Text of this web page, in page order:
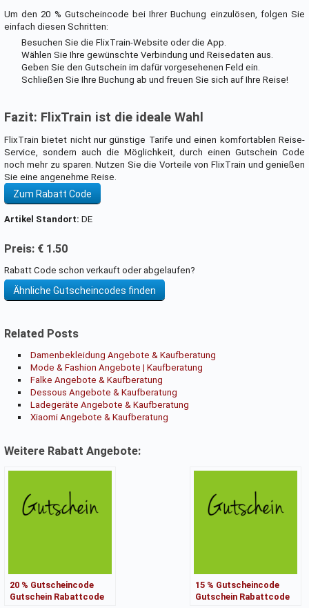
Um den 20 % Gutscheincode bei Ihrer Buchung einzulösen, folgen Sie
einfach diesen Schritten:
Besuchen Sie die FlixTrain-Website oder die App.
Wählen Sie Ihre gewünschte Verbindung und Reisedaten aus.
Geben Sie den Gutschein im dafür vorgesehenen Feld ein.
Schließen Sie Ihre Buchung ab und freuen Sie sich auf Ihre Reise!
Fazit: FlixTrain ist die ideale Wahl
FlixTrain bietet nicht nur günstige Tarife und einen komfortablen Reise-
Service, sondern auch die Möglichkeit, durch einen Gutschein Code
noch mehr zu sparen. Nutzen Sie die Vorteile von FlixTrain und genießen
Sie eine angenehme Reise.
Zum Rabatt Code
Artikel Standort: DE
Preis: € 1.50
Rabatt Code schon verkauft oder abgelaufen?
Ähnliche Gutscheincodes finden
Related Posts
Damenbekleidung Angebote & Kaufberatung
Mode & Fashion Angebote | Kaufberatung
Falke Angebote & Kaufberatung
Dessous Angebote & Kaufberatung
Ladegeräte Angebote & Kaufberatung
Xiaomi Angebote & Kaufberatung
Weitere Rabatt Angebote:
20 % Gutscheincode
Gutschein Rabattcode
15 % Gutscheincode
Gutschein Rabattcode